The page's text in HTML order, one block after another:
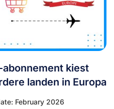
kiest
landen in Europa
February 2026